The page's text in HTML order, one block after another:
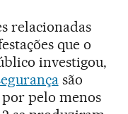
relacionadas
que o
investigou,
são
pelo menos